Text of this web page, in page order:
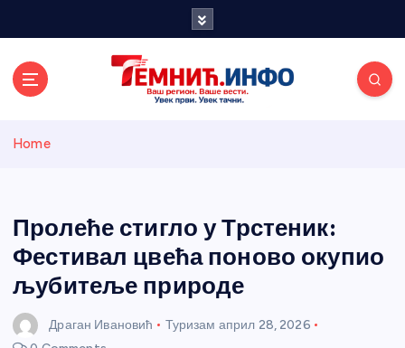
и портал
Home
Пролеће стигло у Трстеник:
Фестивал цвећа поново окупио
љубитеље природе
Драган Ивановић Туризам април 28, 2026